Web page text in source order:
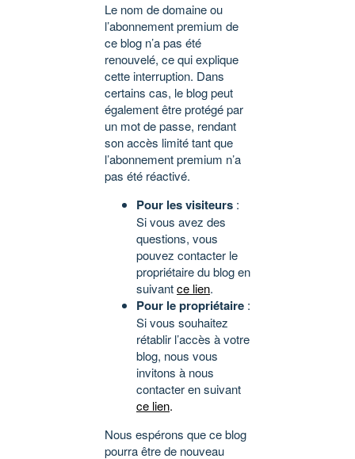
Le nom de domaine ou
l’abonnement premium de
ce blog n’a pas été
renouvelé, ce qui explique
cette interruption. Dans
certains cas, le blog peut
également être protégé par
un mot de passe, rendant
son accès limité tant que
l’abonnement premium n’a
pas été réactivé.
Pour les visiteurs :
Si vous avez des
questions, vous
pouvez contacter le
propriétaire du blog en
suivantce lien.
Pour le propriétaire :
Si vous souhaitez
rétablir l’accès à votre
blog, nous vous
invitons à nous
contacter en suivant
ce lien.
Nous espérons que ce blog
pourra être de nouveau